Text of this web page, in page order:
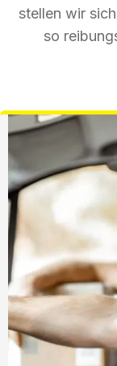
stellen wir
so